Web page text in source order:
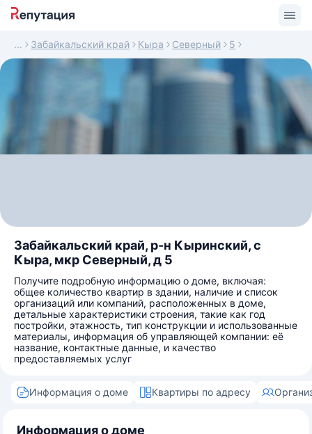
Забайкальский край Кыра Северный 5
Забайкальский край, р-н Кыринский, с
Кыра, мкр Северный, д 5
Получите подробную информацию о доме, включая:
общее количество квартир в здании, наличие и список
организаций или компаний, расположенных в доме,
детальные характеристики строения, такие как год
постройки, этажность, тип конструкции и использованные
материалы, информация об управляющей компании: её
название, контактные данные, и качество
предоставляемых услуг
Информация о доме Квартиры по адресу
Информация о доме